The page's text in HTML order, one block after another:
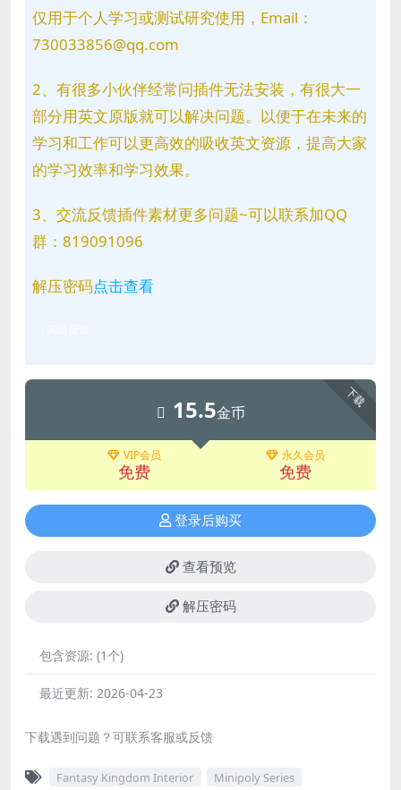
仅用于个人学习或测试研究使用，Email：
730033856@qq.com
2、有很多小伙伴经常问插件无法安装，有很大一
部分用英文原版就可以解决问题。以便于在未来的
学习和工作可以更高效的吸收英文资源，提高大家
的学习效率和学习效果。
3、交流反馈插件素材更多问题~可以联系加QQ
群：819091096
解压密码点击查看
下载
15.5金币
VIP会员
免费
永久会员
免费
登录后购买
查看预览
解压密码
包含资源: (1个)
最近更新: 2026-04-23
下载遇到问题？可联系客服或反馈
Fantasy Kingdom Interior
Minipoly Series